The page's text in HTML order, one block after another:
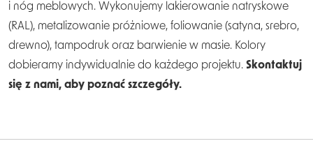
i nóg meblowych. Wykonujemy lakierowanie natryskowe
(RAL), metalizowanie próżniowe, foliowanie (satyna, srebro,
drewno), tampodruk oraz barwienie w masie. Kolory
dobieramy indywidualnie do każdego projektu. Skontaktuj
się z nami, aby poznać szczegóły.